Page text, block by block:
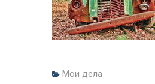
Мои дела